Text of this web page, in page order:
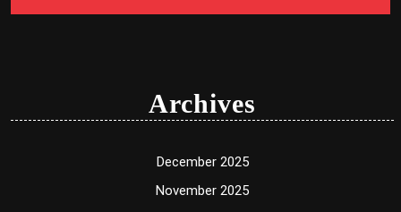
Archives
December 2025
November 2025